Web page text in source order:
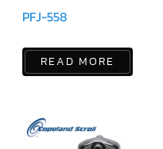
ติด
ข่าวสาร
ติดต่อ
เรา
PFJ-558
READ MORE